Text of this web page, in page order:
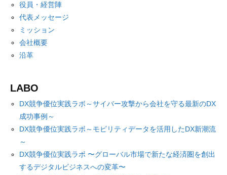
役員・経営陣
代表メッセージ
ミッション
会社概要
沿革
LABO
DX競争優位実践ラボ～サイバー攻撃から会社を守る最新のDX
成功事例～
DX競争優位実践ラボ～モビリティデータを活用したDX新潮流
～
DX競争優位実践ラボ 〜グローバル市場で新たな経済圏を創出
するデジタルビジネスへの変革〜